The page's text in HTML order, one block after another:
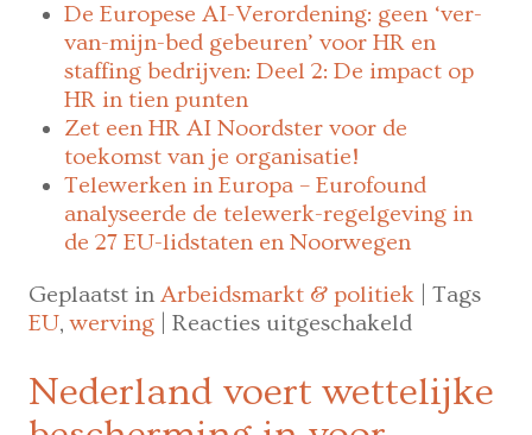
De Europese AI-Verordening: geen ‘ver-
van-mijn-bed gebeuren’ voor HR en
staffing bedrijven: Deel 2: De impact op
HR in tien punten
Zet een HR AI Noordster voor de
toekomst van je organisatie!
Telewerken in Europa – Eurofound
analyseerde de telewerk-regelgeving in
de 27 EU-lidstaten en Noorwegen
Geplaatst in Arbeidsmarkt & politiek
Tags
EU,werving Reacties uitgeschakeld
Raad
geeft
Nederland voert wettelijke